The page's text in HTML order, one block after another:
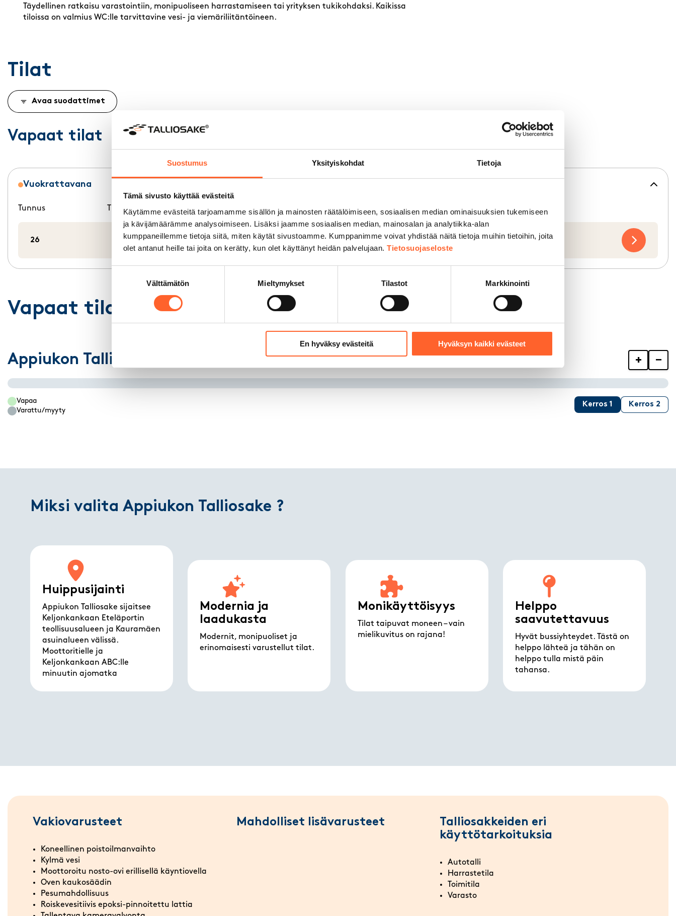
Suostumus Yksityiskohdat Tietoja
Tämä sivusto käyttää evästeitä
Käytämme evästeitä tarjoamamme sisällön ja mainosten räätälöimiseen, sosiaalisen median ominaisuuksien tukemiseen
ja kävijämäärämme analysoimiseen. Lisäksi jaamme sosiaalisen median, mainosalan ja analytiikka-alan
kumppaneillemme tietoja siitä, miten käytät sivustoamme. Kumppanimme voivat yhdistää näitä tietoja muihin tietoihin, joita
olet antanut heille tai joita on kerätty, kun olet käyttänyt heidän palvelujaan. Tietosuojaseloste
Suostumuksen
Välttämätön Mieltymykset Tilastot Markkinointi
En hyväksy evästeitä Hyväksyn kaikki evästeet
Täydellinen ratkaisu varastointiin, monipuoliseen harrastamiseen tai yrityksen tukikohdaksi. Kaikissa
tiloissa on valmius WC:lle tarvittavine vesi- ja viemäriliitäntöineen.
Tilat
Avaa suodattimet
Vapaat tilat
Vuokrattavana
Tunnus Tilatyyppi m² Vuokra/kk Tilanne
26 Varasto 76 m² 750,00 €/kk Vuokrattavana
Vapaat tilat pohjakuvassa
Appiukon Talliosake + −
Vapaa
Varattu/myyty
Kerros 1 Kerros 2
Miksi valita Appiukon Talliosake ?
Huippusijainti
Appiukon Talliosake sijaitsee
Keljonkankaan Eteläportin
teollisuusalueen ja Kauramäen
asuinalueen välissä.
Moottoritielle ja
Keljonkankaan ABC:lle
minuutin ajomatka
Modernia ja
laadukasta
Modernit, monipuoliset ja
erinomaisesti varustellut tilat.
Monikäyttöisyys
Tilat taipuvat moneen – vain
mielikuvitus on rajana!
Helppo
saavutettavuus
Hyvät bussiyhteydet. Tästä on
helppo lähteä ja tähän on
helppo tulla mistä päin
tahansa.
Vakiovarusteet
Koneellinen poistoilmanvaihto
Kylmä vesi
Moottoroitu nosto-ovi erillisellä käyntiovella
Oven kaukosäädin
Pesumahdollisuus
Roiskevesitiivis epoksi-pinnoitettu lattia
Mahdolliset lisävarusteet
Talliosakkeiden eri
käyttötarkoituksia
Autotalli
Harrastetila
Toimitila
Varasto